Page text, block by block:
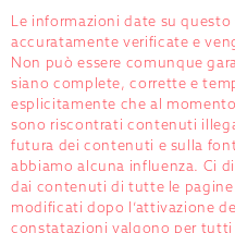
Le informazioni date su
accuratamente verificate e
Non può essere comunque
siano complete, corrette e
esplicitamente che al
sono riscontrati contenuti
futura dei contenuti e sulla
abbiamo alcuna influenza. Ci
dai contenuti di tutte le
modificati dopo l’attivazione
constatazioni valgono per tutti